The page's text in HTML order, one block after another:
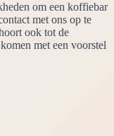
om een koffiebar
met ons op te
ook tot de
met een voorstel